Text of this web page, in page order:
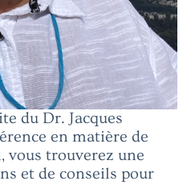
du Dr. Jacques
en matière de
vous trouverez une
et de conseils pour